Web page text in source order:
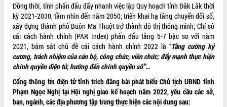
THÔNG TIN CHỈ ĐẠO ĐIỀU HÀNH
HỆ THỐNG VĂN BẢN
VĂN BẢN HĐND TỈNH
ĐIỂM TIN VĂN BẢN
QUY HOẠCH - KẾ HOẠCH
Đồng thời, tỉnh phấn đấu đẩy nhanh việc lập Quy hoạch tỉnh Đắk Lắk thời
kỳ 2021-2030, tầm nhìn đến năm 2050; triển khai hạ tầng chuyển đổi số,
xây dựng thành phố Buôn Ma Thuột trở thành đô thị thông minh; Chỉ số
cải cách hành chính (PAR Index) phấn đấu tăng 5-7 bậc so với năm
2021, bám sát chủ đề cải cách hành chính 2022 là “Tăng cường kỷ
cương, trách nhiệm của cán bộ, công chức, viên chức; đẩy mạnh thực hiện
chính quyền điện tử, hướng đến chính quyền số”…
Cổng thông tin điện tử tỉnh trích đăng bài phát biểuChủ tịch UBND tỉnh
Phạm Ngọc Nghị tại Hội nghị giao kế hoạch năm 2022, yêu cầu các sở,
ban, ngành, các địa phương tập trung thực hiện các nội dung sau: